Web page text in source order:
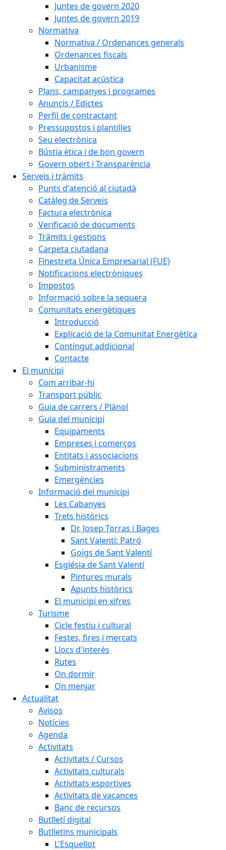
Juntes de govern 2020
Juntes de govern 2019
Normativa
Normativa / Ordenances generals
Ordenances fiscals
Urbanisme
Capacitat acústica
Plans, campanyes i programes
Anuncis / Edictes
Perfil de contractant
Pressupostos i plantilles
Seu electrònica
Bústia ètica i de bon govern
Govern obert i Transparència
Serveis i tràmits
Punts d'atenció al ciutadà
Catàleg de Serveis
Factura electrònica
Verificació de documents
Tràmits i gestions
Carpeta ciutadana
Finestreta Única Empresarial (FUE)
Notificacions electròniques
Impostos
Informació sobre la sequera
Comunitats energètiques
Introducció
Explicació de la Comunitat Energètica
Contingut addicional
Contacte
El municipi
Com arribar-hi
Transport públic
Guia de carrers / Plànol
Guia del municipi
Equipaments
Empreses i comerços
Entitats i associacions
Subministraments
Emergències
Informació del municipi
Les Cabanyes
Trets històrics
Dr. Josep Torras i Bages
Sant Valentí: Patró
Goigs de Sant Valentí
Església de Sant Valentí
Pintures murals
Apunts històrics
El municipi en xifres
Turisme
Cicle festiu i cultural
Festes, fires i mercats
Llocs d'interès
Rutes
On dormir
On menjar
Actualitat
Avisos
Notícies
Agenda
Activitats
Activitats / Cursos
Activitats culturals
Activitats esportives
Activitats de vacances
Banc de recursos
Butlletí digital
Butlletins municipals
L'Esquellot